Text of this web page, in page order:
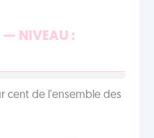
— NIVEAU :
cent de l'ensemble des